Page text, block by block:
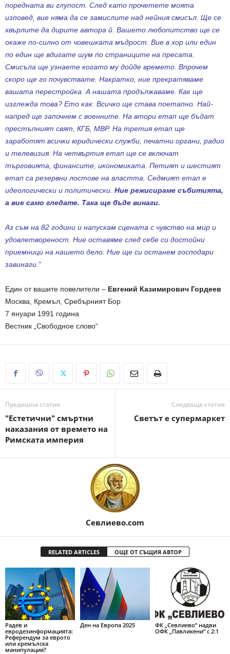
поредната ви глупост. След като прочетете моята
изповед, вие няма да се замислите над нейния смисъл. Ще се
хвърлите да дирите автора й. Вашето любопитство ще се
окаже по-силно от човешката мъдрост. Вие в хор или един
по един ще вдигате шум по страниците на пресата.
Смисъла ще узнаете когато му дойде времето. Впрочем
скоро ще го почувствате. Накратко, ние прекратяваме
вашата перестройка. А нашата продължаваме. Как ще
изглежда това? Ето как: Всичко ще става поетапно. Най-
напред ще започнем с военните. На втори етап ще бъдат
престъпният свят, КГБ, МВР. На третия етап ще
заработят всички юридически служби, печатни органи, радио
и телевизия. На четвъртия етап ще се включат
търговията, финансите, икономиката. Петият и шестият
етап са резервни лостове на властта. Седмият етап е
идеологически и политически. Ние режисираме събитията,
а вие само гледате. Така ще бъде винаги.
Аз съм на 82 години и напускам сцената с чувство на мир и
удовлетвореност. Ние оставяме след себе си достойни
приемници на нашето дело. Ние ще си останем господари
завинаги.“
Един от вашите повелители – Евгений Казимирович Гордеев
Москва, Кремъл, Сребърният Бор
7 януари 1991 година
Вестник „Свободное слово“
Предишна статия
"Естетични" смъртни
наказания от времето на
Римската империя
Следваща статия
Светът е супермаркет
Севлиево.com
RELATED ARTICLES ОЩЕ ОТ СЪЩИЯ АВТОР
Радев и
евродезинформацията:
Референдум за еврото
или кремълска
манипулация?
Ден на Европа 2025
ФК „Севлиево“ надви
ОФК „Павликени“ с 2:1